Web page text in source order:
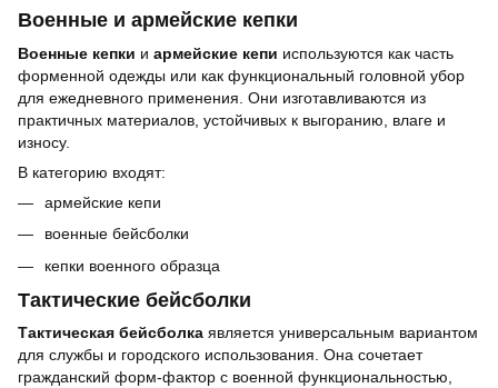
Военные и армейские кепки
Военные кепки и армейские кепи используются как часть
форменной одежды или как функциональный головной убор
для ежедневного применения. Они изготавливаются из
практичных материалов, устойчивых к выгоранию, влаге и
износу.
В категорию входят:
армейские кепи
военные бейсболки
кепки военного образца
Тактические бейсболки
Тактическая бейсболка является универсальным вариантом
для службы и городского использования. Она сочетает
гражданский форм-фактор с военной функциональностью,